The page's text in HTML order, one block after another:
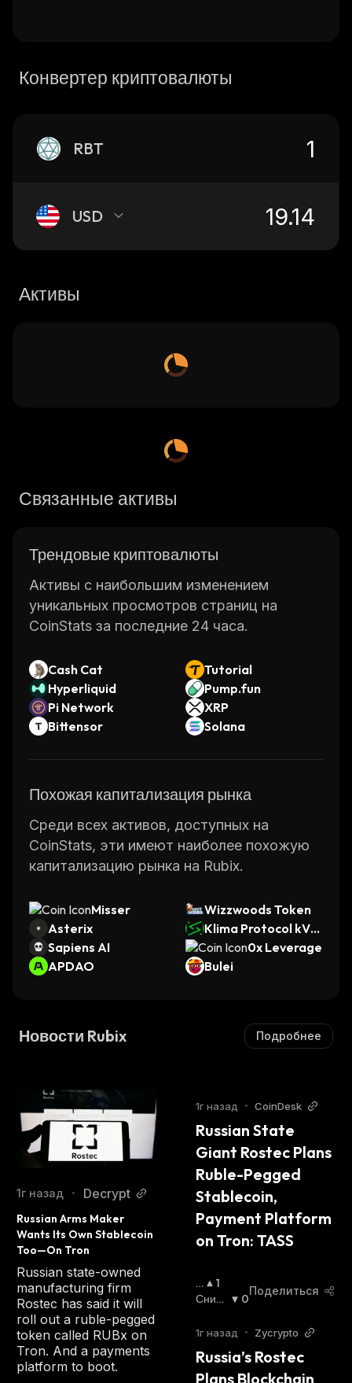
Конвертер криптовалюты
RBT
USD
Активы
Связанные активы
Трендовые криптовалюты
Активы с наибольшим изменением
уникальных просмотров страниц на
CoinStats за последние 24 часа.
Cash Cat
Tutorial
Hyperliquid
Pump.fun
Pi Network
XRP
Bittensor
Solana
Похожая капитализация рынка
Среди всех активов, доступных на
CoinStats, эти имеют наиболее похожую
капитализацию рынка на Rubix.
Misser
Wizzwoods Token
Asterix
Klima Protocol kVC
M
Sapiens AI
0x Leverage
APDAO
Bulei
Новости Rubix Подробнее
1г назад • Decrypt
Russian Arms Maker
Wants Its Own Stablecoin
Too—On Tron
Russian state-owned
manufacturing firm
Rostec has said it will
roll out a ruble-pegged
token called RUBx on
Tron. And a payments
platform to boot.
1г назад • CoinDesk
Russian State
Giant Rostec Plans
Ruble-Pegged
Stablecoin,
Payment Platform
on Tron: TASS
П
О
Ы
А
Ю
1
Сниж
Йся:
0
Поделиться
1г назад • Zycrypto
Russia’s Rostec
Plans Blockchain